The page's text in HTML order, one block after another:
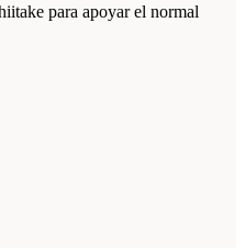
para apoyar el normal